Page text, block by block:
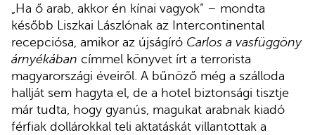
„Ha ő arab, akkor én kínai vagyok” – mondta
később Liszkai Lászlónak az Intercontinental
recepciósa, amikor az újságíró Carlos a vasfüggöny
árnyékában címmel könyvet írt a terrorista
magyarországi éveiről. A bűnöző még a szálloda
hallját sem hagyta el, de a hotel biztonsági tisztje
már tudta, hogy gyanús, magukat arabnak kiadó
férfiak dollárokkal teli aktatáskát villantottak a